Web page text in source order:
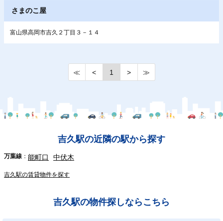
さまのこ屋
富山県高岡市吉久２丁目３－１４
≪ < 1 > ≫
吉久駅の近隣の駅から探す
万葉線 能町口 中伏木
吉久駅の賃貸物件を探す
吉久駅の物件探しならこちら